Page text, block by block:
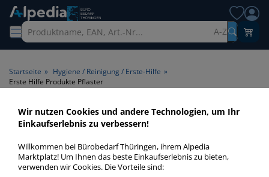
A-Z
Startseite » Hygiene / Reinigung / Erste-Hilfe »
Erste Hilfe Produkte Pflaster
Erste Hilfe Produkte Pflaster >
Produktart Pflaster
Erste Hilfe Produkte Pflaster in bester Qualität zum
Wir nutzen Cookies und andere Technologien, um Ihr
Einkaufserlebnis zu verbessern!
Willkommen bei Bürobedarf Thüringen, ihrem Alpedia
Marktplatz! Um Ihnen das beste Einkaufserlebnis zu bieten,
verwenden wir Cookies. Die Vorteile sind: